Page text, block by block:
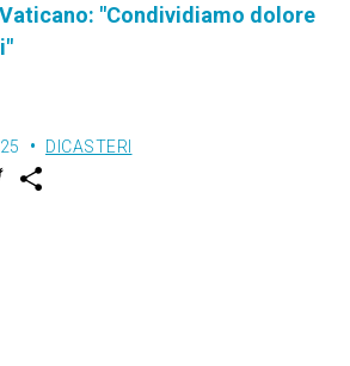
"Condividiamo dolore
DICASTERI
w